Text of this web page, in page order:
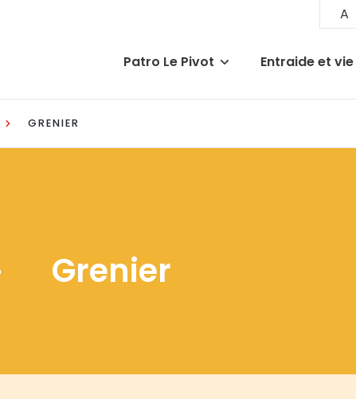
A
Patro Le Pivot Entraide et
GRENIER
Grenier